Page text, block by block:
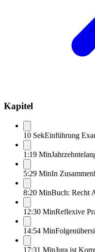
Kapitel
10 SekEinführung
1:19 Min
5:29 MinIn
8:20 MinBuch: Recht
12:30 MinReflexive
14:54 Min
17:31 MinJura ist